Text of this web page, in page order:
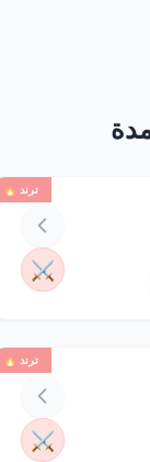
ترند 🔥
⚔️
ترند 🔥
⚔️